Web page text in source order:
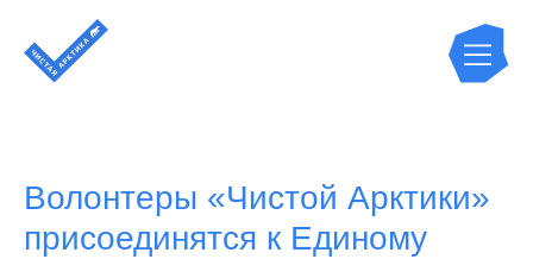
Волонтеры «Чистой Арктики»
присоединятся к Единому